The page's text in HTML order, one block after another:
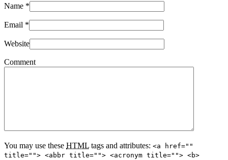
Name *
Email *
Website
Comment
You may use these HTML tags and attributes: <a href=""
title=""> <abbr title=""> <acronym title=""> <b>